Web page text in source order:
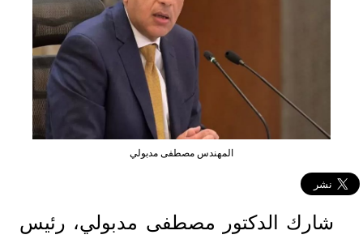
المهندس مصطفى مدبولي
شارك الدكتور مصطفى مدبولي، رئيس